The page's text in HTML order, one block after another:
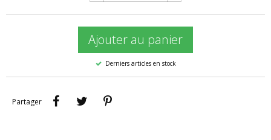
Ajouter au panier
Derniers articles en stock
Partager
Partager Tweet